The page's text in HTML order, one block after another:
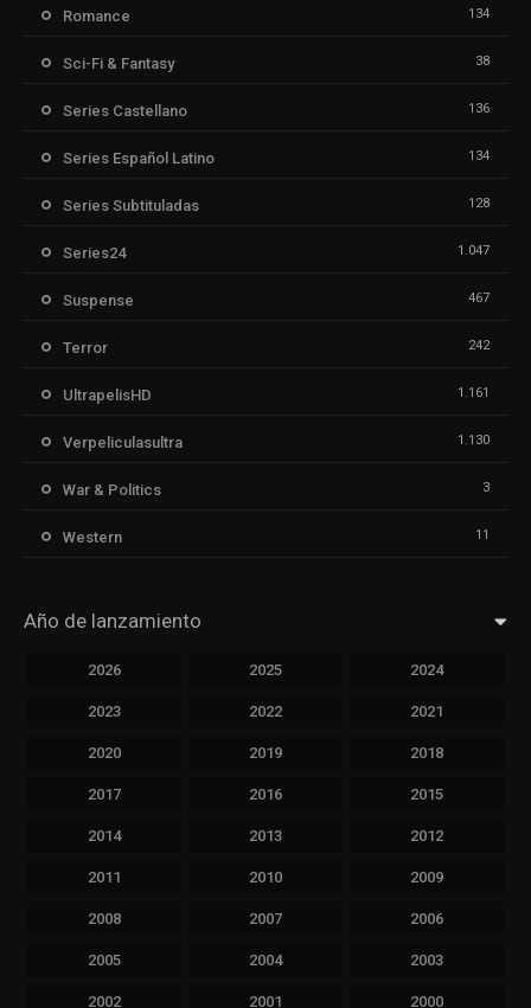
Romance 134
Sci-Fi & Fantasy 38
Series Castellano 136
Series Español Latino 134
Series Subtituladas 128
Series24 1.047
Suspense 467
Terror 242
UltrapelisHD 1.161
Verpeliculasultra 1.130
War & Politics 3
Western 11
Año de lanzamiento
2026 2025 2024
2023 2022 2021
2020 2019 2018
2017 2016 2015
2014 2013 2012
2011 2010 2009
2008 2007 2006
2005 2004 2003
2002 2001 2000